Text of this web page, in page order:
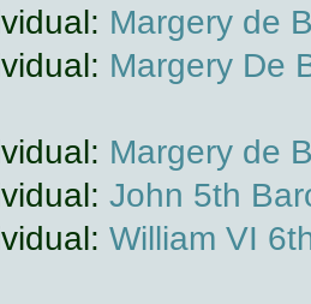
Margery de
Margery De
Margery de
John 5th
William VI